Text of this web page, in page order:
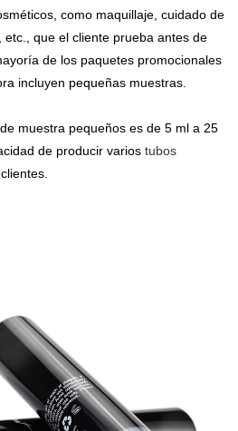
como maquillaje, cuidado de
etc., que el cliente prueba antes de
de los paquetes promocionales
incluyen pequeñas muestras.
muestra pequeños es de 5 ml a 25
de producir varios tubos